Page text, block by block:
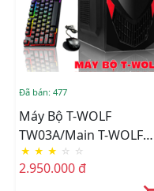
Đã bán: 477
Máy Bộ T-WOLF
TW03A/Main T-WOLF
H81/CPU Intel Core I3-
4170/Ram DDR3
★ ★ ★ ☆ ☆
2.950.000 đ